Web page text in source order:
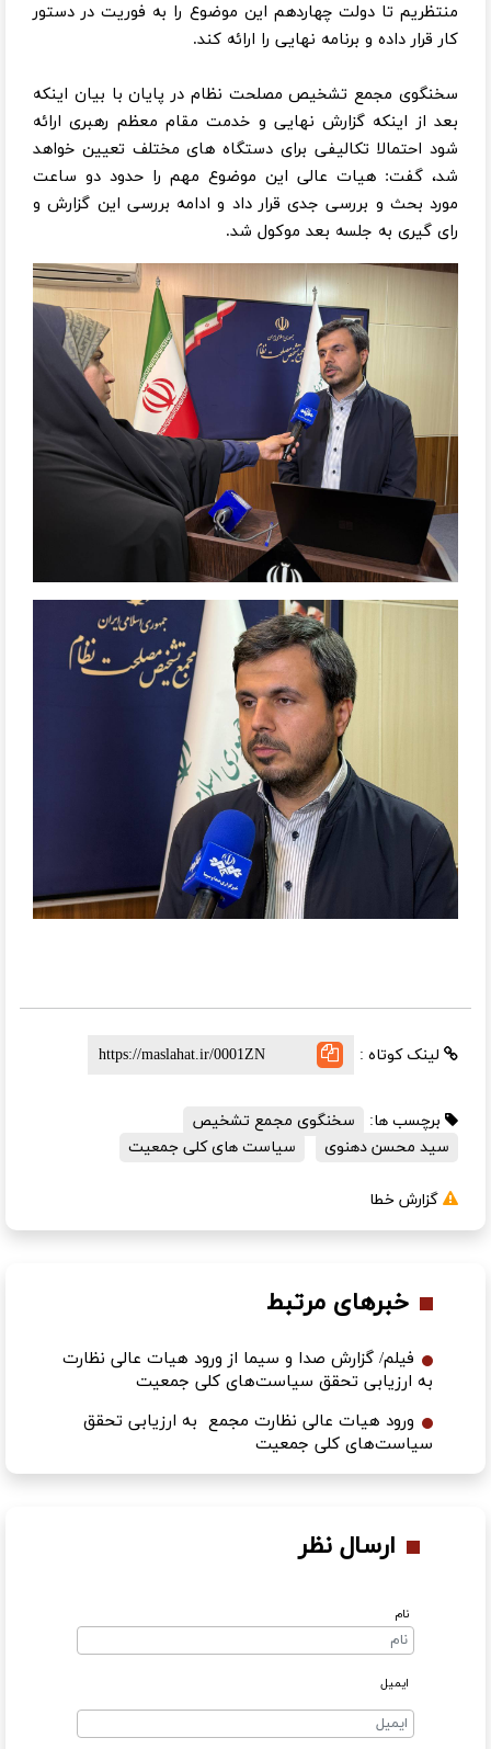
منتظریم تا دولت چهاردهم این موضوع را به فوریت در دستور
کار قرار داده و برنامه نهایی را ارائه کند.
سخنگوی مجمع تشخیص مصلحت نظام در پایان با بیان اینکه
بعد از اینکه گزارش نهایی و خدمت مقام معظم رهبری ارائه
شود احتمالا تکالیفی برای دستگاه های مختلف تعیین خواهد
شد، گفت: هیات عالی این موضوع مهم را حدود دو ساعت
مورد بحث و بررسی جدی قرار داد و ادامه بررسی این گزارش و
رای گیری به جلسه بعد موکول شد.
لینک کوتاه :
برچسب ها:
سخنگوی مجمع تشخیص
سید محسن دهنوی
سیاست های کلی جمعیت
گزارش خطا
خبرهای مرتبط
فیلم/ گزارش صدا و سیما از ورود هیات عالی نظارت
به ارزیابی تحقق سیاست‌های کلی جمعیت
ورود هیات عالی نظارت مجمع به ارزیابی تحقق
سیاست‌های کلی جمعیت
ارسال نظر
نام
ایمیل